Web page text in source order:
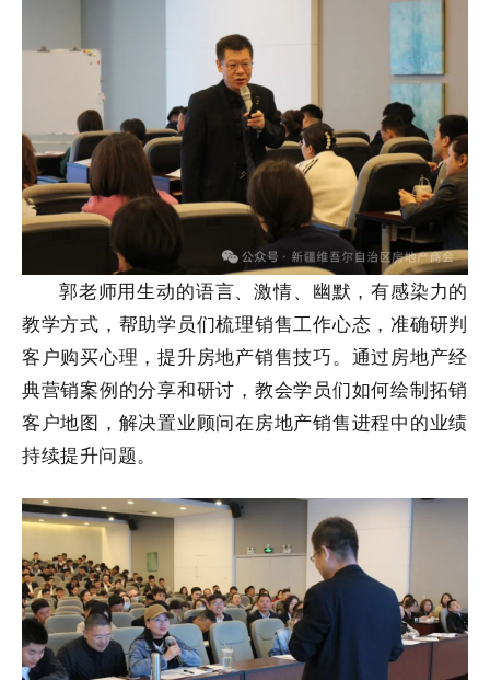
郭老师用生动的语言、激情、幽默，有感染力的
教学方式，帮助学员们梳理销售工作心态，准确研判
客户购买心理，提升房地产销售技巧。通过房地产经
典营销案例的分享和研讨，教会学员们如何绘制拓销
客户地图，解决置业顾问在房地产销售进程中的业绩
持续提升问题。